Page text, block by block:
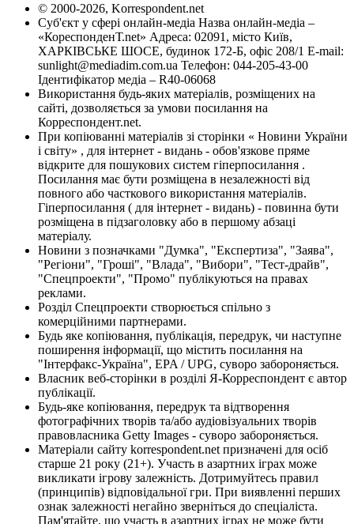
© 2000-2026, Korrespondent.net
Суб'єкт у сфері онлайн-медіа Назва онлайн-медіа –
«КореспонденТ.net» Адреса: 02091, місто Київ,
ХАРКІВСЬКЕ ШОСЕ, будинок 172-Б, офіс 208/1 E-mail:
sunlight@mediadim.com.ua Телефон: 044-205-43-00
Ідентифікатор медіа – R40-06068
Використання будь-яких матеріалів, розміщених на
сайті, дозволяється за умови посилання на
Корреспондент.net.
При копіюванні матеріалів зі сторінки « Новини України
і світу» , для інтернет - видань - обов'язкове пряме
відкрите для пошукових систем гіперпосилання .
Посилання має бути розміщена в незалежності від
повного або часткового використання матеріалів.
Гіперпосилання ( для інтернет - видань) - повинна бути
розміщена в підзаголовку або в першому абзаці
матеріалу.
Новини з позначками "Думка", "Експертиза", "Заява",
"Регіони", "Гроші", "Влада", "Вибори", "Тест-драйв",
"Спецпроекти", "Промо" публікуються на правах
реклами.
Розділ Спецпроекти створюється спільно з
комерційними партнерами.
Будь яке копіювання, публікація, передрук, чи наступне
поширення інформації, що містить посилання на
"Інтерфакс-Україна", EPA / UPG, суворо забороняється.
Власник веб-сторінки в розділі Я-Корреспондент є автор
публікації.
Будь-яке копіювання, передрук та відтворення
фотографічних творів та/або аудіовізуальних творів
правовласника Getty Images - суворо забороняється.
Матеріали сайту korrespondent.net призначені для осіб
старше 21 року (21+). Участь в азартних іграх може
викликати ігрову залежність. Дотримуйтесь правил
(принципів) відповідальної гри. При виявленні перших
ознак залежності негайно зверніться до спеціаліста.
Пам'ятайте, що участь в азартних іграх не може бути